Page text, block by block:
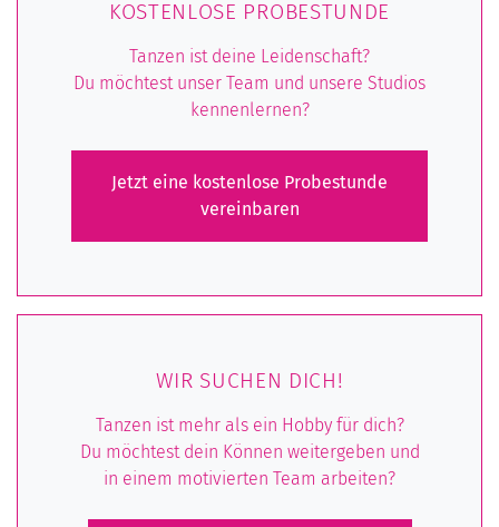
KOSTENLOSE PROBESTUNDE
Tanzen ist deine Leidenschaft?
Du möchtest unser Team und unsere Studios
kennenlernen?
Jetzt eine kostenlose Probestunde
vereinbaren
WIR SUCHEN DICH!
Tanzen ist mehr als ein Hobby für dich?
Du möchtest dein Können weitergeben und
in einem motivierten Team arbeiten?